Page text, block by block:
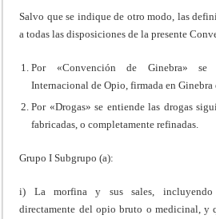
Salvo que se indique de otro modo, las
a todas las disposiciones de la presente
Por «Convención de Ginebra» se
Internacional de Opio, firmada en Ginebra
Por «Drogas» se entiende las drogas
fabricadas, o completamente refinadas.
Grupo I Subgrupo (a):
i) La morfina y sus sales, incluyendo
directamente del opio bruto o medicinal, y